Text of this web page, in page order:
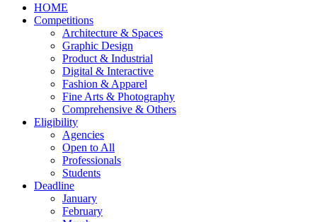
HOME
Competitions
Architecture & Spaces
Graphic Design
Product & Industrial
Digital & Interactive
Fashion & Apparel
Fine Arts & Photography
Comprehensive & Others
Eligibility
Agencies
Open to All
Professionals
Students
Deadline
January
February